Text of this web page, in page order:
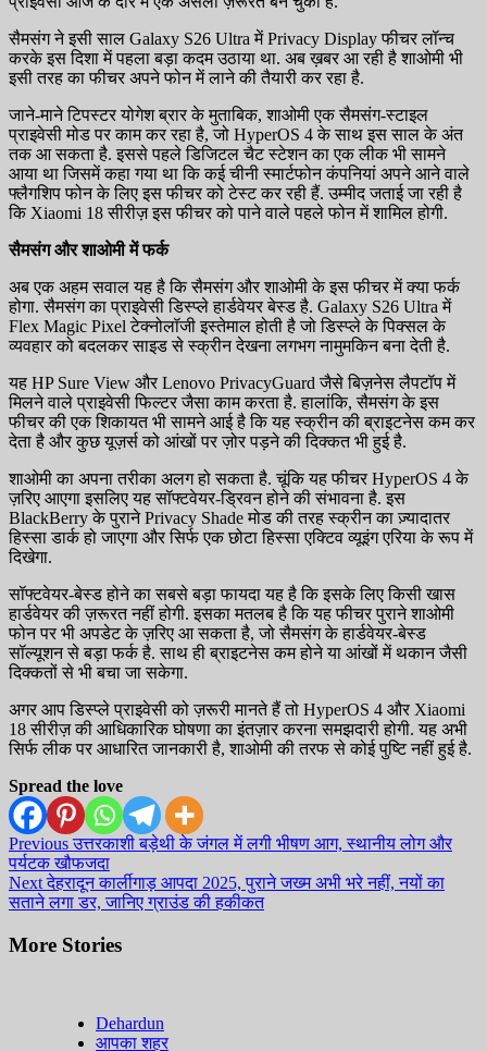
सैमसंग ने इसी साल Galaxy S26 Ultra में Privacy Display फीचर लॉन्च
करके इस दिशा में पहला बड़ा कदम उठाया था. अब ख़बर आ रही है शाओमी भी
इसी तरह का फीचर अपने फोन में लाने की तैयारी कर रहा है.
जाने-माने टिपस्टर योगेश ब्रार के मुताबिक, शाओमी एक सैमसंग-स्टाइल
प्राइवेसी मोड पर काम कर रहा है, जो HyperOS 4 के साथ इस साल के अंत
तक आ सकता है. इससे पहले डिजिटल चैट स्टेशन का एक लीक भी सामने
आया था जिसमें कहा गया था कि कई चीनी स्मार्टफोन कंपनियां अपने आने वाले
फ्लैगशिप फोन के लिए इस फीचर को टेस्ट कर रही हैं. उम्मीद जताई जा रही है
कि Xiaomi 18 सीरीज़ इस फीचर को पाने वाले पहले फोन में शामिल होगी.
सैमसंग और शाओमी में फर्क
अब एक अहम सवाल यह है कि सैमसंग और शाओमी के इस फीचर में क्या फर्क
होगा. सैमसंग का प्राइवेसी डिस्प्ले हार्डवेयर बेस्ड है. Galaxy S26 Ultra में
Flex Magic Pixel टेक्नोलॉजी इस्तेमाल होती है जो डिस्प्ले के पिक्सल के
व्यवहार को बदलकर साइड से स्क्रीन देखना लगभग नामुमकिन बना देती है.
यह HP Sure View और Lenovo PrivacyGuard जैसे बिज़नेस लैपटॉप में
मिलने वाले प्राइवेसी फिल्टर जैसा काम करता है. हालांकि, सैमसंग के इस
फीचर की एक शिकायत भी सामने आई है कि यह स्क्रीन की ब्राइटनेस कम कर
देता है और कुछ यूज़र्स को आंखों पर ज़ोर पड़ने की दिक्कत भी हुई है.
शाओमी का अपना तरीका अलग हो सकता है. चूंकि यह फीचर HyperOS 4 के
ज़रिए आएगा इसलिए यह सॉफ्टवेयर-ड्रिवन होने की संभावना है. इस
BlackBerry के पुराने Privacy Shade मोड की तरह स्क्रीन का ज़्यादातर
हिस्सा डार्क हो जाएगा और सिर्फ एक छोटा हिस्सा एक्टिव व्यूइंग एरिया के रूप में
दिखेगा.
सॉफ्टवेयर-बेस्ड होने का सबसे बड़ा फायदा यह है कि इसके लिए किसी खास
हार्डवेयर की ज़रूरत नहीं होगी. इसका मतलब है कि यह फीचर पुराने शाओमी
फोन पर भी अपडेट के ज़रिए आ सकता है, जो सैमसंग के हार्डवेयर-बेस्ड
सॉल्यूशन से बड़ा फर्क है. साथ ही ब्राइटनेस कम होने या आंखों में थकान जैसी
दिक्कतों से भी बचा जा सकेगा.
अगर आप डिस्प्ले प्राइवेसी को ज़रूरी मानते हैं तो HyperOS 4 और Xiaomi
18 सीरीज़ की आधिकारिक घोषणा का इंतज़ार करना समझदारी होगी. यह अभी
सिर्फ लीक पर आधारित जानकारी है, शाओमी की तरफ से कोई पुष्टि नहीं हुई है.
Spread the love
Continue
Reading
Previousउत्तरकाशी बड़ेथी के जंगल में लगी भीषण आग, स्थानीय लोग और
पर्यटक खौफजदा
Nextदेहरादून कार्लीगाड़ आपदा 2025, पुराने जख्म अभी भरे नहीं, नयों का
सताने लगा डर, जानिए ग्राउंड की हकीकत
More Stories
Dehardun
आपका शहर